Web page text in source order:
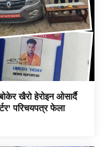
खैरो हेरोइन ओसार्दै
परिचयपत्र फेला